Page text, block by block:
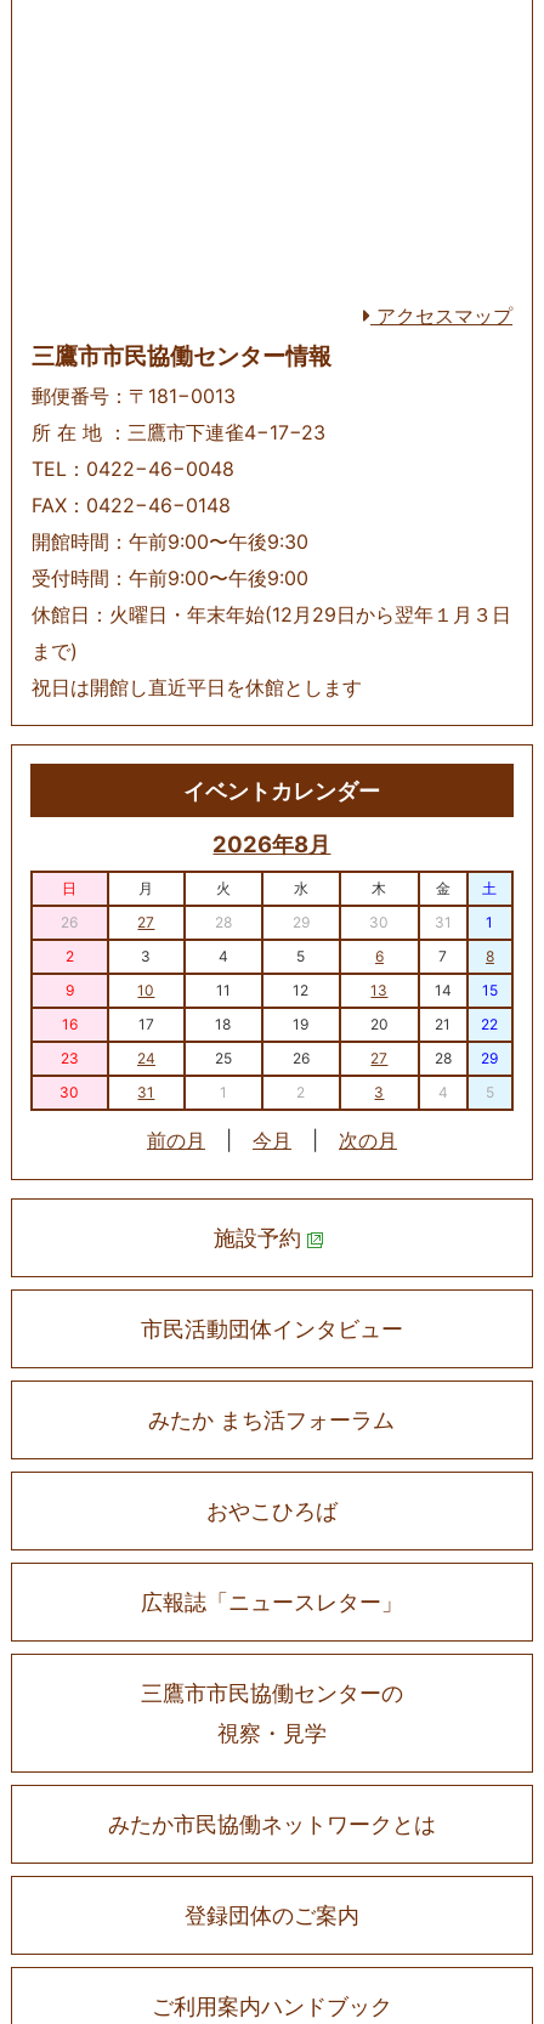
アクセスマップ
三鷹市市民協働センター情報
郵便番号：〒181−0013
所 在 地 ：三鷹市下連雀4−17−23
TEL：0422−46−0048
FAX：0422−46−0148
開館時間：午前9:00〜午後9:30
受付時間：午前9:00〜午後9:00
休館日：火曜日・年末年始(12月29日から翌年１月３日
まで)
祝日は開館し直近平日を休館とします
イベントカレンダー
2026年8月
日 月 火 水 木 金
土
26
27 28 29 30 31
1
2
3 4 5 6 7
8
9
10 11 12 13 14
15
16
17 18 19 20 21
22
23
24 25 26 27 28
29
30
31 1 2 3 4 5
前の月 今月 次の月
施設予約
市民活動団体インタビュー
みたか まち活フォーラム
おやこひろば
広報誌「ニュースレター」
三鷹市市民協働センターの
視察・見学
みたか市民協働ネットワークとは
登録団体のご案内
ご利用案内ハンドブック